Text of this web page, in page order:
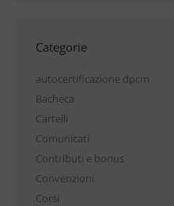
Categorie
autocertificazione dpcm
Bacheca
Cartelli
Comunicati
Contributi e bonus
Convenzioni
Corsi